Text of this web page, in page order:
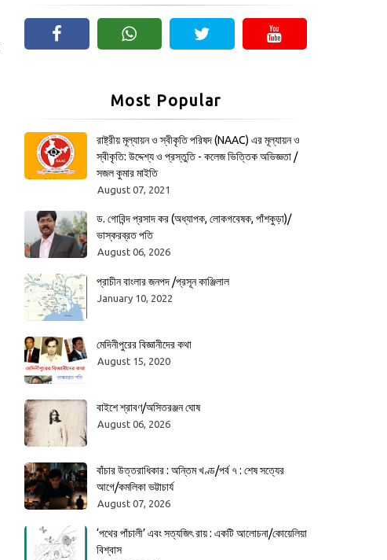
Most Popular
রাষ্ট্রীয় মূল্যায়ন ও স্বীকৃতি পরিষদ (NAAC) এর মূল্যায়ন ও
স্বীকৃতি: উদ্দেশ্য ও প্রস্তুতি - কলেজ ভিত্তিক অভিজ্ঞতা /
সজল কুমার মাইতি
August 07, 2021
ড. গোবিন্দ প্রসাদ কর (অধ্যাপক, লোকগবেষক, পাঁশকুড়া)/
ভাস্করব্রত পতি
August 06, 2026
প্রাচীন বাংলার জনপদ /প্রসূন কাঞ্জিলাল
January 10, 2022
মেদিনীপুরের বিজ্ঞানীদের কথা
August 15, 2020
বাইশে শ্রাবণ/অসিতরঞ্জন ঘোষ
August 06, 2026
বাঁচার উত্তরাধিকার : অন্তিম খণ্ড/পর্ব ৭ : শেষ সত্যের
আগে/কমলিকা ভট্টাচার্য
August 07, 2026
‘পথের পাঁচালী’ এবং সত্যজিৎ রায় : একটি আলোচনা/কোয়েলিয়া
বিশ্বাস